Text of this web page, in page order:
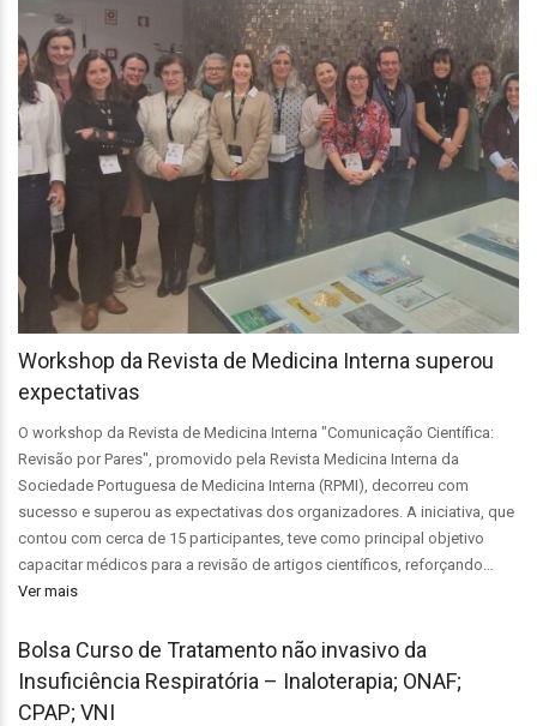
Workshop da Revista de Medicina Interna superou
expectativas
O workshop da Revista de Medicina Interna "Comunicação Científica:
Revisão por Pares", promovido pela Revista Medicina Interna da
Sociedade Portuguesa de Medicina Interna (RPMI), decorreu com
sucesso e superou as expectativas dos organizadores. A iniciativa, que
contou com cerca de 15 participantes, teve como principal objetivo
capacitar médicos para a revisão de artigos científicos, reforçando…
Ver mais
Bolsa Curso de Tratamento não invasivo da
Insuficiência Respiratória – Inaloterapia; ONAF;
CPAP; VNI